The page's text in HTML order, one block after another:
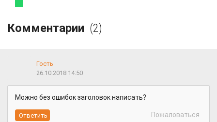
Комментарии (2)
Гость
26.10.2018 14:50
Можно без ошибок заголовок написать?
Пожаловаться